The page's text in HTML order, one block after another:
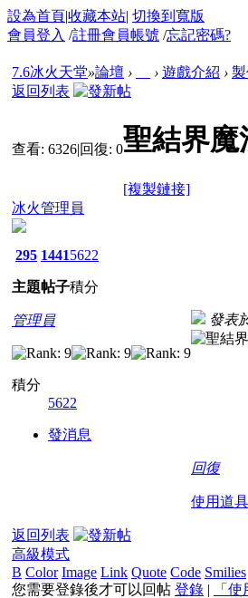
設為首頁|收藏本站| 切換到寬版
會員登入 /註冊會員帳號 /忘記密碼?
7.6冰火天堂»論壇 › › 遊戲介紹 ›
返回列表
查看: 6326|回復: 0聖結界
[複製鏈接]
冰火管理員
295
主題
1441
帖子
5622
積分
管理員
積分
5622
發消息
發表
回復
使用道具
返回列表
高級模式
B Color Image Link Quote Code Smilies
您需要登錄後才可以回帖 登錄 | 「